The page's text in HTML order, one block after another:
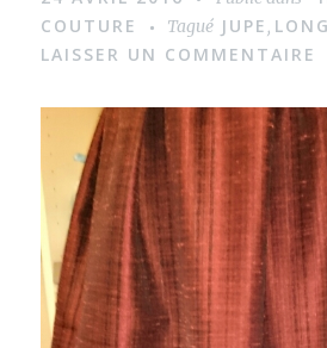
COUTURE
Tagué JUPE,
LAISSER UN COMMENTAIRE